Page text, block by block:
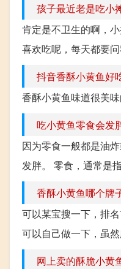
孩子最近老是吃小
肯定是不卫生的啊，
喜欢吃呢，每天都要
抖音香酥小黄鱼好
香酥小黄鱼味道很美
吃小黄鱼零食会发
因为零食一般都是油
发胖。 零食，通常是
香酥小黄鱼哪个牌
可以某宝搜一下，排
可以自己做一下，虽然
网上卖的酥脆小黄